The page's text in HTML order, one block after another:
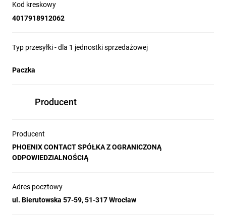
Kod kreskowy
4017918912062
Typ przesyłki - dla 1 jednostki sprzedażowej
Paczka
Producent
Producent
PHOENIX CONTACT SPÓŁKA Z OGRANICZONĄ
ODPOWIEDZIALNOŚCIĄ
Adres pocztowy
ul. Bierutowska 57-59, 51-317 Wrocław